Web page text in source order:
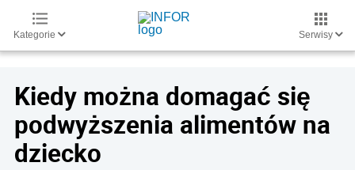
Kategorie Serwisy
Kiedy można domagać się
podwyższenia alimentów na
dziecko